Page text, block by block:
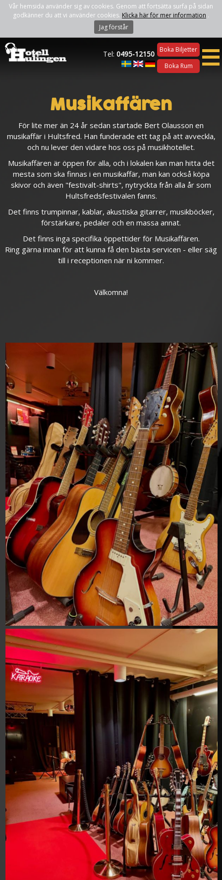
Tel: 0495-12150
Boka Biljetter
Boka Rum
Musikaffären
För lite mer än 24 år sedan startade Bert Olausson en
musikaffär i Hultsfred. Han funderade ett tag på att avveckla,
och nu lever den vidare hos oss på musikhotellet.
Musikaffären är öppen för alla, och i lokalen kan man hitta det
mesta som ska finnas i en musikaffär, man kan också köpa
skivor och även "festivalt-shirts", nytryckta från alla år som
Hultsfredsfestivalen fanns.
Det finns trumpinnar, kablar, akustiska gitarrer, musikböcker,
förstärkare, pedaler och en massa annat.
Det finns inga specifika öppettider för Musikaffären.
Ring gärna innan för att kunna få den bästa servicen - eller säg
till i receptionen när ni kommer.
Välkomna!
Vår hemsida använder sig av cookies. Genom att fortsätta surfa på sidan
godkänner du att vi använder cookies. Klicka här för mer information .
Jag förstår